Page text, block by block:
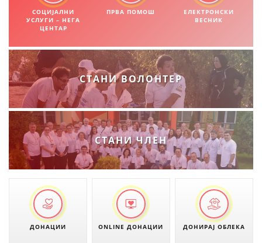
СОЦИЈАЛНИ
УСЛУГИ – НЕГА
ЦЕНТАР
ПРВА ПОМОШ
ЕЛЕКТРОНСКИ
ВЕСНИК
СТАНИ ВОЛОНТЕР
СТАНИ ЧЛЕН
ДОНАЦИИ ONLINE ДОНАЦИИ ДОНИРАЈ ОБЛЕКА